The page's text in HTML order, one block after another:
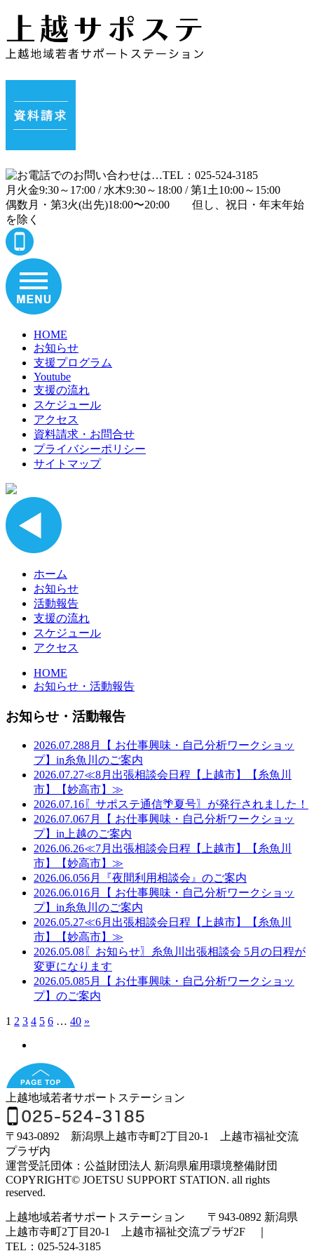
月 火金9:30～17:00 / 水木9:30～18:00 /第1土10:00～15:00
偶数月・第3火(出先)18:00〜20:00 但し、祝日・年末年始
を除く
HOME
お知らせ
支援プログラム
Youtube
支援の流れ
スケジュール
アクセス
資料請求・お問合せ
プライバシーポリシー
サイトマップ
ホーム
お知らせ
活動報告
支援の流れ
スケジュール
アクセス
HOME
お知らせ・活動報告
お知らせ・活動報告
2026.07.288月【 お仕事興味・自己分析ワークショッ
プ】in糸魚川のご案内
2026.07.27≪8月出張相談会日程【上越市】【糸魚川
市】【妙高市】≫
2026.07.16 〖サポステ通信🌴夏号〗が発行されました！
2026.07.067月【 お仕事興味・自己分析ワークショッ
プ】in上越のご案内
2026.06.26≪7月出張相談会日程【上越市】【糸魚川
市】【妙高市】≫
2026.06.056月『夜間利用相談会』のご案内
2026.06.016月【 お仕事興味・自己分析ワークショッ
プ】in糸魚川のご案内
2026.05.27≪6月出張相談会日程【上越市】【糸魚川
市】【妙高市】≫
2026.05.08 〖お知らせ〗糸魚川出張相談会 5月の日程が
変更になります
2026.05.085月【 お仕事興味・自己分析ワークショッ
プ】のご案内
1 2 3 4 5 6 … 40 »
上越地域若者サポートステーション
〒943-0892 新潟県上越市寺町2丁目20-1 上越市福祉交流
プラザ内
運営受託団体：公益財団法人 新潟県雇用環境整備財団
COPYRIGHT© JOETSU SUPPORT STATION. all rights
reserved.
上越地域若者サポートステーション 〒943-0892 新潟県
上越市寺町2丁目20-1 上越市福祉交流プラザ2F ｜
TEL：025-524-3185